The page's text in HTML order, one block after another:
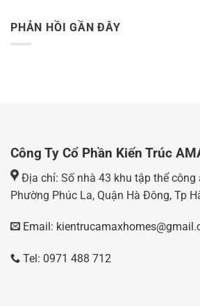
PHẢN HỒI GẦN ĐÂY
Công Ty Cổ Phần Kiến Trúc
Địa chỉ: Số nhà 43 khu tập thể công
Phường Phúc La, Quận Hà Đông, Tp
Email:
Tel: 0971 488 712